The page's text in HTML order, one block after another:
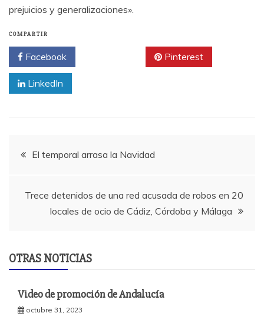
prejuicios y generalizaciones».
COMPARTIR
Facebook Pinterest
LinkedIn
Navegación
entradas
El temporal arrasa la Navidad
Trece detenidos de una red acusada de robos en 20
locales de ocio de Cádiz, Córdoba y Málaga
OTRAS NOTICIAS
Video de promoción de Andalucía
octubre 31, 2023